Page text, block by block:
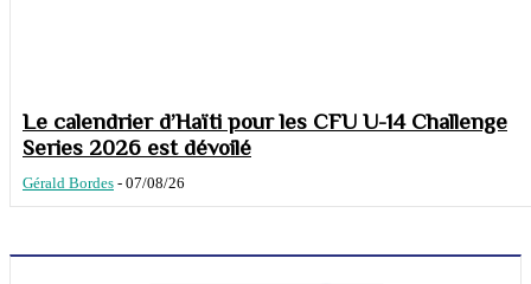
Le calendrier d’Haïti pour les CFU U-14 Challenge
Series 2026 est dévoilé
Gérald Bordes - 07/08/26